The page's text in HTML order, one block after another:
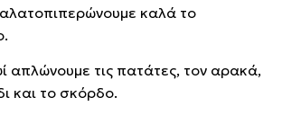
καλά το
απλώνουμε τις πατάτες, τον αρακά,
και το σκόρδο.